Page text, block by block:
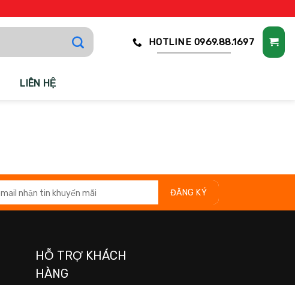
HOTLINE 0969.88.1697
LIÊN HỆ
HỖ TRỢ KHÁCH
HÀNG